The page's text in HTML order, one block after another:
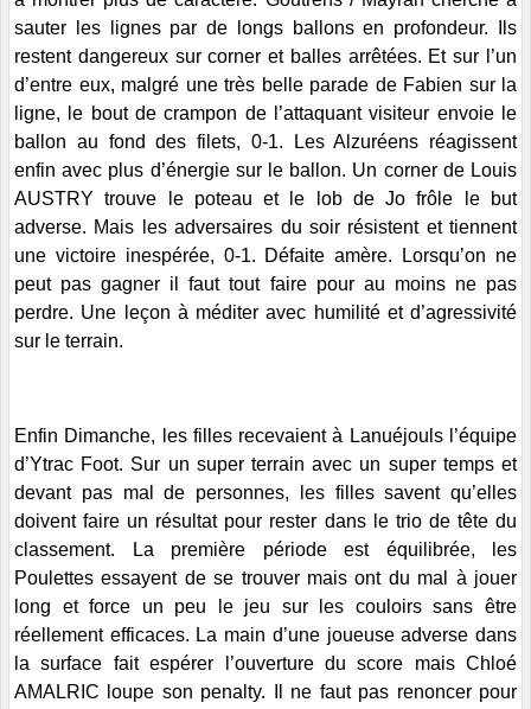
sauter les lignes par de longs ballons en profondeur. Ils
restent dangereux sur corner et balles arrêtées. Et sur l’un
d’entre eux, malgré une très belle parade de Fabien sur la
ligne, le bout de crampon de l’attaquant visiteur envoie le
ballon au fond des filets, 0-1. Les Alzuréens réagissent
enfin avec plus d’énergie sur le ballon. Un corner de Louis
AUSTRY trouve le poteau et le lob de Jo frôle le but
adverse. Mais les adversaires du soir résistent et tiennent
une victoire inespérée, 0-1. Défaite amère. Lorsqu’on ne
peut pas gagner il faut tout faire pour au moins ne pas
perdre. Une leçon à méditer avec humilité et d’agressivité
sur le terrain.
Enfin Dimanche, les filles recevaient à Lanuéjouls l’équipe
d’Ytrac Foot. Sur un super terrain avec un super temps et
devant pas mal de personnes, les filles savent qu’elles
doivent faire un résultat pour rester dans le trio de tête du
classement. La première période est équilibrée, les
Poulettes essayent de se trouver mais ont du mal à jouer
long et force un peu le jeu sur les couloirs sans être
réellement efficaces. La main d’une joueuse adverse dans
la surface fait espérer l’ouverture du score mais Chloé
AMALRIC loupe son penalty. Il ne faut pas renoncer pour